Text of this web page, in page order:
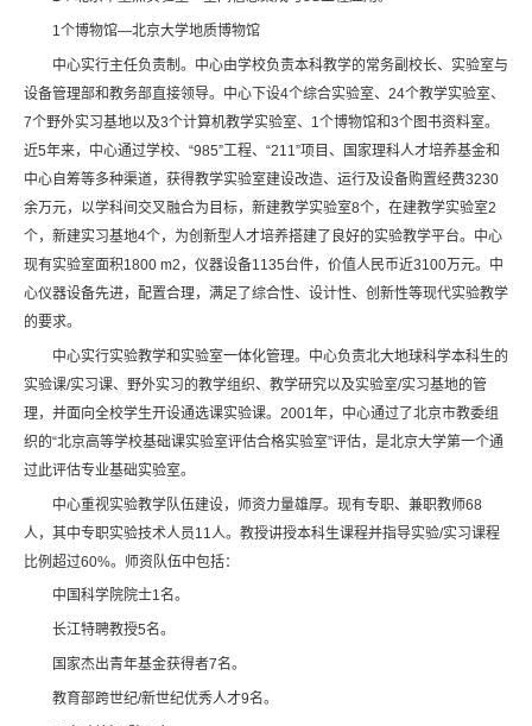
1个博物馆—北京大学地质博物馆
中心实行主任负责制。中心由学校负责本科教学的常务副校长、实验室与
设备管理部和教务部直接领导。中心下设4个综合实验室、24个教学实验室、
7个野外实习基地以及3个计算机教学实验室、1个博物馆和3个图书资料室。
近5年来，中心通过学校、“985”工程、“211”项目、国家理科人才培养基金和
中心自筹等多种渠道，获得教学实验室建设改造、运行及设备购置经费3230
余万元，以学科间交叉融合为目标，新建教学实验室8个，在建教学实验室2
个，新建实习基地4个，为创新型人才培养搭建了良好的实验教学平台。中心
现有实验室面积1800 m2，仪器设备1135台件，价值人民币近3100万元。中
心仪器设备先进，配置合理，满足了综合性、设计性、创新性等现代实验教学
的要求。
中心实行实验教学和实验室一体化管理。中心负责北大地球科学本科生的
实验课/实习课、野外实习的教学组织、教学研究以及实验室/实习基地的管
理，并面向全校学生开设通选课实验课。2001年，中心通过了北京市教委组
织的“北京高等学校基础课实验室评估合格实验室”评估，是北京大学第一个通
过此评估专业基础实验室。
中心重视实验教学队伍建设，师资力量雄厚。现有专职、兼职教师68
人，其中专职实验技术人员11人。教授讲授本科生课程并指导实验/实习课程
比例超过60%。师资队伍中包括：
中国科学院院士1名。
长江特聘教授5名。
国家杰出青年基金获得者7名。
教育部跨世纪/新世纪优秀人才9名。